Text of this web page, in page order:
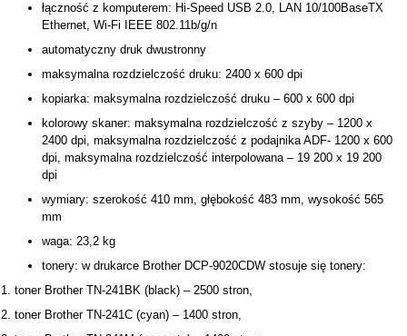
łączność z komputerem: Hi-Speed USB 2.0, LAN 10/100BaseTX
Ethernet, Wi-Fi IEEE 802.11b/g/n
automatyczny druk dwustronny
maksymalna rozdzielczość druku: 2400 x 600 dpi
kopiarka: maksymalna rozdzielczość druku – 600 x 600 dpi
kolorowy skaner: maksymalna rozdzielczość z szyby – 1200 x
2400 dpi, maksymalna rozdzielczość z podajnika ADF- 1200 x 600
dpi, maksymalna rozdzielczość interpolowana – 19 200 x 19 200
dpi
wymiary: szerokość 410 mm, głębokość 483 mm, wysokość 565
mm
waga: 23,2 kg
tonery: w drukarce Brother DCP-9020CDW stosuje się tonery:
toner Brother TN-241BK (black) – 2500 stron,
toner Brother TN-241C (cyan) – 1400 stron,